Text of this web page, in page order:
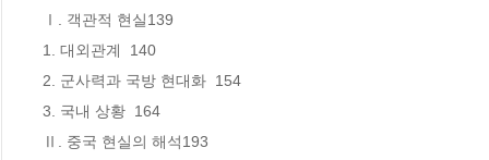
Ⅰ. 객관적 현실139
1. 대외관계  140
2. 군사력과 국방 현대화  154
3. 국내 상황  164
Ⅱ. 중국 현실의 해석193